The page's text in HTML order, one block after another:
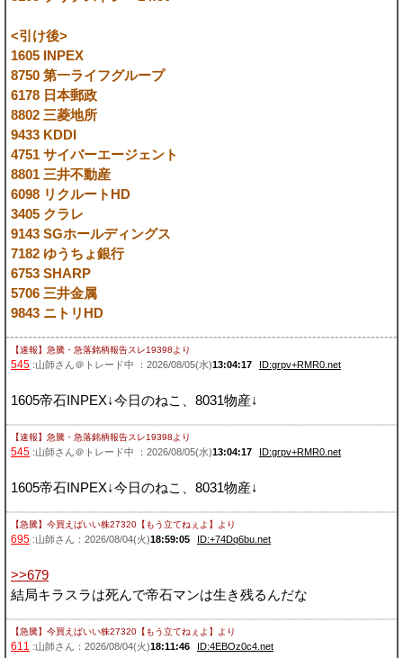
<引け後>
1605 INPEX
8750 第一ライフグループ
6178 日本郵政
8802 三菱地所
9433 KDDI
4751 サイバーエージェント
8801 三井不動産
6098 リクルートHD
3405 クラレ
9143 SGホールディングス
7182 ゆうちょ銀行
6753 SHARP
5706 三井金属
9843 ニトリHD
【速報】急騰・急落銘柄報告スレ19398 より
545 :山師さん＠トレード中 ：2026/08/05(水)13:04:17 ID:grpv+RMR0.net
1605帝石INPEX↓今日のねこ、8031物産↓
【速報】急騰・急落銘柄報告スレ19398 より
545 :山師さん＠トレード中 ：2026/08/05(水)13:04:17 ID:grpv+RMR0.net
1605帝石INPEX↓今日のねこ、8031物産↓
【急騰】今買えばいい株27320【もう立てねぇよ】 より
695 :山師さん：2026/08/04(火)18:59:05 ID:+74Dq6bu.net
>>679
結局キラスラは死んで帝石マンは生き残るんだな
【急騰】今買えばいい株27320【もう立てねぇよ】 より
611 :山師さん：2026/08/04(火)18:11:46 ID:4EBOz0c4.net